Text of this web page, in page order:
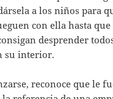
a los niños para
con ella hasta
desprender
su interior.
reconoce que le